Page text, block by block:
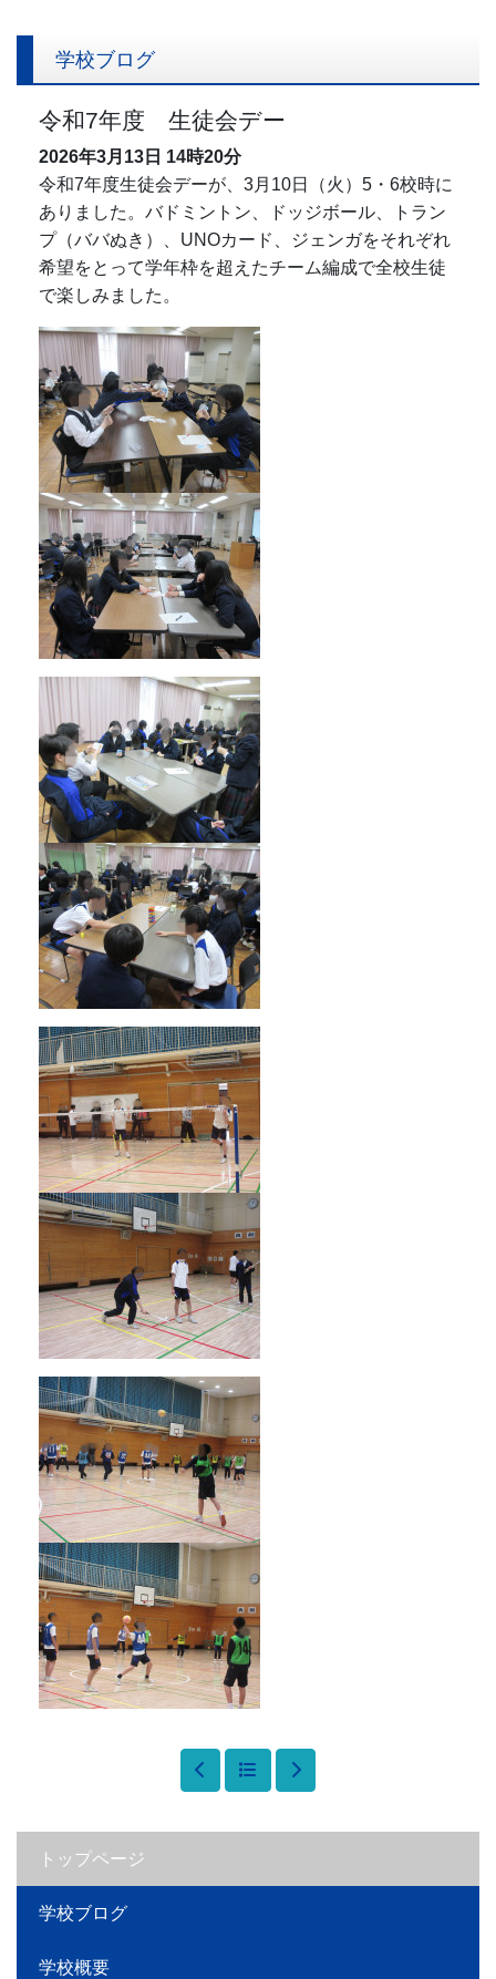
トップページ
学校ブログ
学校概要
学校ブログ
令和7年度 生徒会デー
2026年3月13日 14時20分
令和7年度生徒会デーが、3月10日（火）5・6校時に
ありました。バドミントン、ドッジボール、トラン
プ（ババぬき）、UNOカード、ジェンガをそれぞれ
希望をとって学年枠を超えたチーム編成で全校生徒
で楽しみました。